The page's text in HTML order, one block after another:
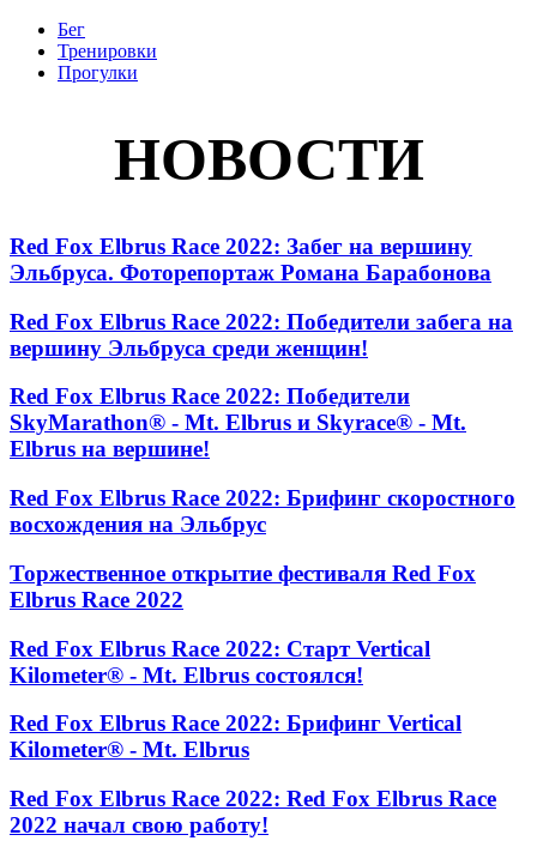
Бег
Тренировки
Прогулки
НОВОСТИ
Red Fox Elbrus Race 2022: Забег на вершину
Эльбруса. Фоторепортаж Романа Барабонова
Red Fox Elbrus Race 2022: Победители забега на
вершину Эльбруса среди женщин!
Red Fox Elbrus Race 2022: Победители
SkyMarathon® - Mt. Elbrus и Skyrace® - Mt.
Elbrus на вершине!
Red Fox Elbrus Race 2022: Брифинг скоростного
восхождения на Эльбрус
Торжественное открытие фестиваля Red Fox
Elbrus Race 2022
Red Fox Elbrus Race 2022: Старт Vertical
Kilometer® - Mt. Elbrus состоялся!
Red Fox Elbrus Race 2022: Брифинг Vertical
Kilometer® - Mt. Elbrus
Red Fox Elbrus Race 2022: Red Fox Elbrus Race
2022 начал свою работу!